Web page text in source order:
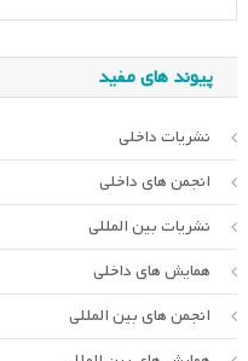
پیوند های مفید
نشریات داخلی
انجمن های داخلی
نشریات بین المللی
همایش های داخلی
انجمن های بین المللی